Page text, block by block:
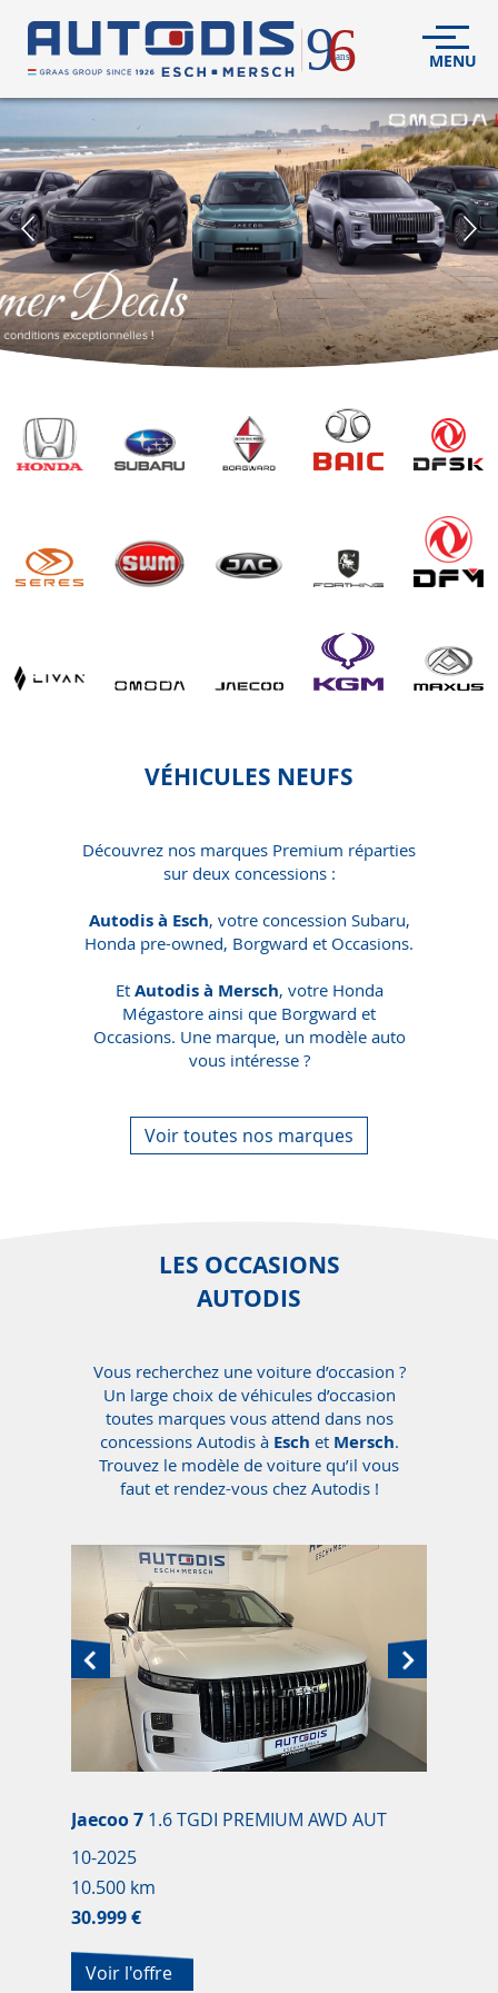
VÉHICULESNEUFS
VÉHICULESD'OCCASION
DÉCOUVREZNOUS
FLEET
CONTACT
VÉHICULES NEUFS
Découvrez nos marques Premium réparties
sur deux concessions :
Autodis à Esch, votre concession Subaru,
Honda pre-owned, Borgward et Occasions.
Et Autodis à Mersch, votre Honda
Mégastore ainsi que Borgward et
Occasions. Une marque, un modèle auto
vous intéresse ?
Voir toutes nos marques
LES OCCASIONS
AUTODIS
Vous recherchez une voiture d’occasion ?
Un large choix de véhicules d’occasion
toutes marques vous attend dans nos
concessions Autodis à Esch et Mersch.
Trouvez le modèle de voiture qu’il vous
faut et rendez-vous chez Autodis !
Jaecoo 7 1.6 TGDI PREMIUM AWD AUT
10-2025
10.500 km
30.999 €
Voir l'offre